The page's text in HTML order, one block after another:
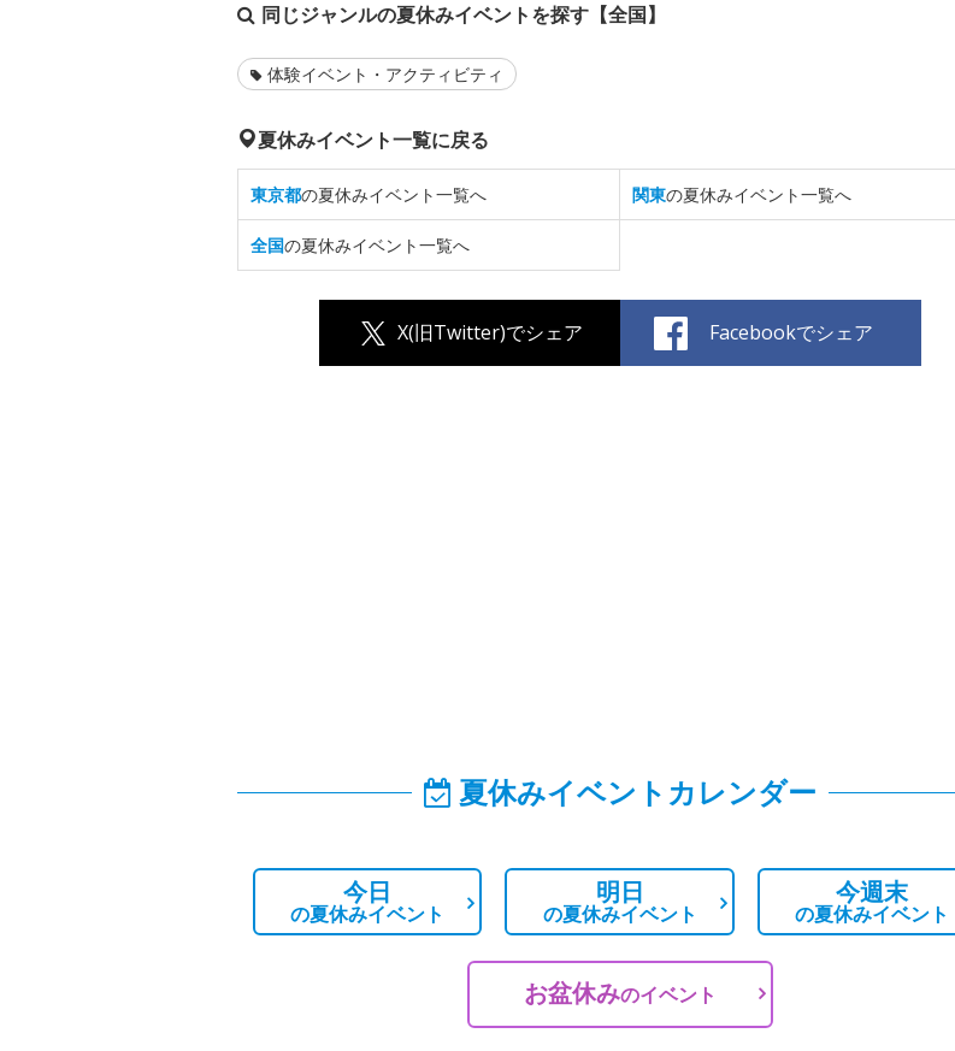
同じジャンルの夏休みイベントを探す【全国】
体験イベント・アクティビティ
夏休みイベント一覧に戻る
東京都の夏休みイベント一覧へ 関東の夏休みイベント一覧へ
全国の夏休みイベント一覧へ
X(旧Twitter)でシェア Facebookでシェア
夏休みイベントカレンダー
今日
の夏休みイベント
明日
の夏休みイベント
今週末
の夏休みイベント
お盆休みのイベント